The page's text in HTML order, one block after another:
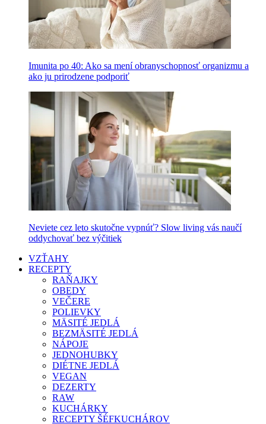
Imunita po 40: Ako sa mení obranyschopnosť organizmu a
ako ju prirodzene podporiť
Neviete cez leto skutočne vypnúť? Slow living vás naučí
oddychovať bez výčitiek
VZŤAHY
RECEPTY
RAŇAJKY
OBEDY
VEČERE
POLIEVKY
MÄSITÉ JEDLÁ
BEZMÄSITÉ JEDLÁ
NÁPOJE
JEDNOHUBKY
DIÉTNE JEDLÁ
VEGAN
DEZERTY
RAW
KUCHÁRKY
RECEPTY ŠÉFKUCHÁROV